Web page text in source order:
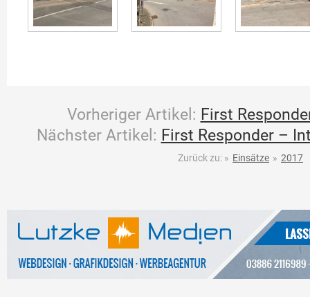
Vorheriger Artikel: First
Nächster Artikel: First Responder –
Zurück zu: » Einsätze » 2017